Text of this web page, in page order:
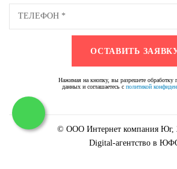
Нажимая на кнопку, вы разрешете обработку
данных и соглашаетесь сполитикой
© ООО Интернет компания Юг,
Digital-агентство в